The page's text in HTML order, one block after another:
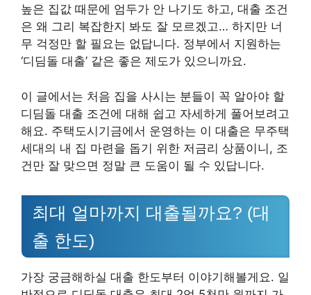
높은 집값 때문에 엄두가 안 나기도 하고, 대출 조건
은 왜 그리 복잡한지 봐도 잘 모르겠고… 하지만 너
무 걱정만 할 필요는 없답니다. 정부에서 지원하는
‘디딤돌 대출’ 같은 좋은 제도가 있으니까요.
이 글에서는 처음 집을 사시는 분들이 꼭 알아야 할
디딤돌 대출 조건에 대해 쉽고 자세하게 풀어보려고
해요. 주택도시기금에서 운영하는 이 대출은 무주택
세대의 내 집 마련을 돕기 위한 저금리 상품이니, 조
건만 잘 맞으면 정말 큰 도움이 될 수 있답니다.
최대 얼마까지 대출될까요? (대
출 한도)
가장 궁금해하실 대출 한도부터 이야기해볼게요. 일